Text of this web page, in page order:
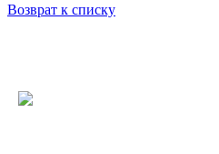
Возврат к списку